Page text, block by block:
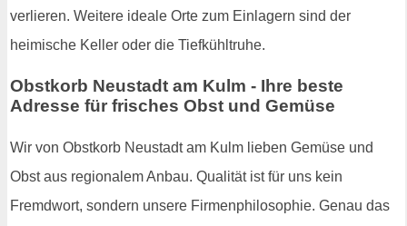
verlieren. Weitere ideale Orte zum Einlagern sind der
heimische Keller oder die Tiefkühltruhe.
Obstkorb Neustadt am Kulm - Ihre beste
Adresse für frisches Obst und Gemüse
Wir von Obstkorb Neustadt am Kulm lieben Gemüse und
Obst aus regionalem Anbau. Qualität ist für uns kein
Fremdwort, sondern unsere Firmenphilosophie. Genau das